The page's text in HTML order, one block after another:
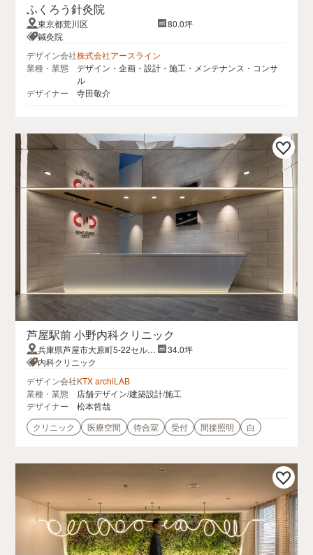
ふくろう針灸院
東京都荒川区
80.0坪
鍼灸院
デザイン会社株式会社アースライン
業種・業態
デザイン・企画・設計・施工・メンテナンス・コンサ
ル
デザイナー
寺田敬介
芦屋駅前 小野内科クリニック
兵庫県芦屋市大原町5-22セルフ
リッジ芦屋1F
34.0坪
内科クリニック
デザイン会社KTX archiLAB
業種・業態
店舗デザイン/建築設計/施工
デザイナー
松本哲哉
クリニック
医療空間 待合室 受付 間接照明 白